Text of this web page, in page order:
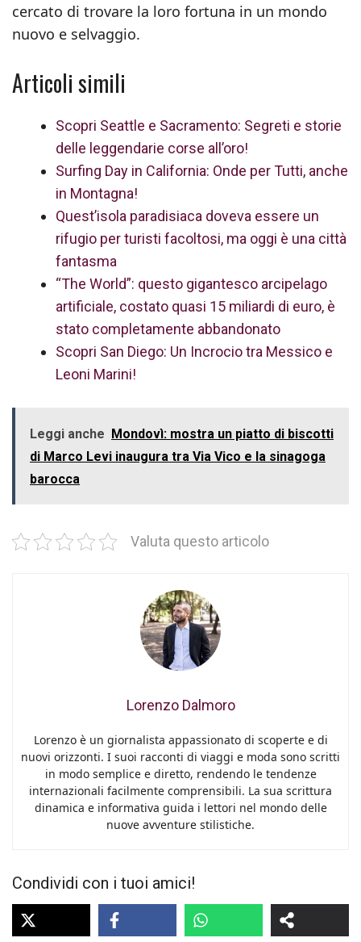
cercato di trovare la loro fortuna in un mondo
nuovo e selvaggio.
Articoli simili
Scopri Seattle e Sacramento: Segreti e storie
delle leggendarie corse all’oro!
Surfing Day in California: Onde per Tutti, anche
in Montagna!
Quest’isola paradisiaca doveva essere un
rifugio per turisti facoltosi, ma oggi è una città
fantasma
“The World”: questo gigantesco arcipelago
artificiale, costato quasi 15 miliardi di euro, è
stato completamente abbandonato
Scopri San Diego: Un Incrocio tra Messico e
Leoni Marini!
Leggi anche Mondovì: mostra un piatto di biscotti
di Marco Levi inaugura tra Via Vico e la sinagoga
barocca
Valuta questo articolo
Lorenzo Dalmoro
Lorenzo è un giornalista appassionato di scoperte e di
nuovi orizzonti. I suoi racconti di viaggi e moda sono scritti
in modo semplice e diretto, rendendo le tendenze
internazionali facilmente comprensibili. La sua scrittura
dinamica e informativa guida i lettori nel mondo delle
nuove avventure stilistiche.
Condividi con i tuoi amici!